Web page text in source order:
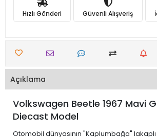
Hızlı Gönderi Güvenli Alışveriş
Açıklama
Volkswagen Beetle 1967 Mavi
Diecast Model
Otomobil dünyasının "Kaplumbağa"